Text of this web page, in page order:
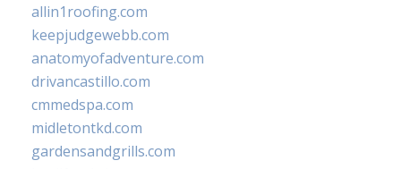
allin1roofing.com
keepjudgewebb.com
anatomyofadventure.com
drivancastillo.com
cmmedspa.com
midletontkd.com
gardensandgrills.com